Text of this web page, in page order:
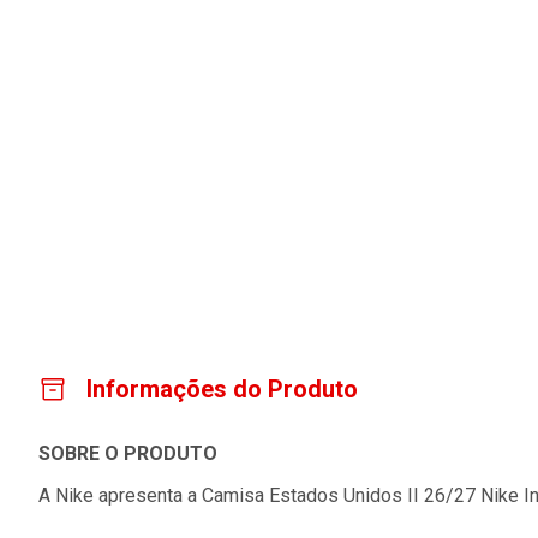
Informações do Produto
SOBRE O PRODUTO
A Nike apresenta a Camisa Estados Unidos II 26/27 Nike